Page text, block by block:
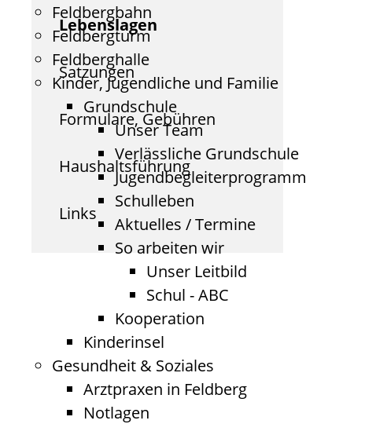
Feldbergbahn
Feldbergturm
Feldberghalle
Kinder, Jugendliche und Familie
Grundschule
Unser Team
Verlässliche Grundschule
Jugendbegleiterprogramm
Schulleben
Aktuelles / Termine
So arbeiten wir
Unser Leitbild
Schul - ABC
Kooperation
Kinderinsel
Gesundheit & Soziales
Arztpraxen in Feldberg
Notlagen
Lebenslagen
Satzungen
Formulare, Gebühren
Haushaltsführung
Links